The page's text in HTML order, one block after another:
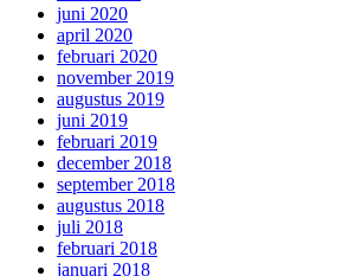
juni 2020
april 2020
februari 2020
november 2019
augustus 2019
juni 2019
februari 2019
december 2018
september 2018
augustus 2018
juli 2018
februari 2018
januari 2018